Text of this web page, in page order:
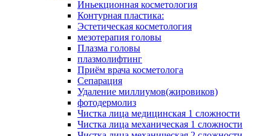
Иньекционная косметология
Контурная пластика:
Эстетическая косметология
мезотерапия головы
Плазма головы
плазмолифтинг
Приём врача косметолога
Сепарация
Удаление миллиумов(жировиков)
фотодермолиз
Чистка лица медицинская 1 сложности
Чистка лица механическая 1 сложности